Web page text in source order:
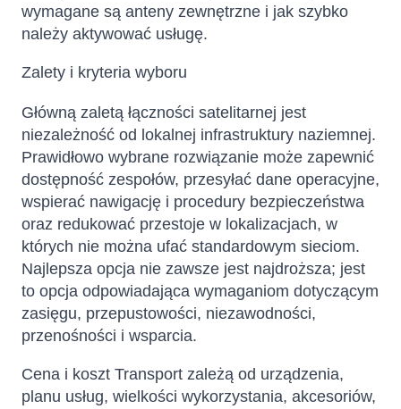
wymagane są anteny zewnętrzne i jak szybko
należy aktywować usługę.
Zalety i kryteria wyboru
Główną zaletą łączności satelitarnej jest
niezależność od lokalnej infrastruktury naziemnej.
Prawidłowo wybrane rozwiązanie może zapewnić
dostępność zespołów, przesyłać dane operacyjne,
wspierać nawigację i procedury bezpieczeństwa
oraz redukować przestoje w lokalizacjach, w
których nie można ufać standardowym sieciom.
Najlepsza opcja nie zawsze jest najdroższa; jest
to opcja odpowiadająca wymaganiom dotyczącym
zasięgu, przepustowości, niezawodności,
przenośności i wsparcia.
Cena i koszt Transport zależą od urządzenia,
planu usług, wielkości wykorzystania, akcesoriów,